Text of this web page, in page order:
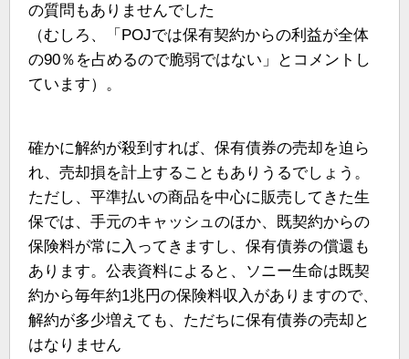
の質問もありませんでした
（むしろ、「POJでは保有契約からの利益が全体
の90％を占めるので脆弱ではない」とコメントし
ています）。
確かに解約が殺到すれば、保有債券の売却を迫ら
れ、売却損を計上することもありうるでしょう。
ただし、平準払いの商品を中心に販売してきた生
保では、手元のキャッシュのほか、既契約からの
保険料が常に入ってきますし、保有債券の償還も
あります。公表資料によると、ソニー生命は既契
約から毎年約1兆円の保険料収入がありますので、
解約が多少増えても、ただちに保有債券の売却と
はなりません